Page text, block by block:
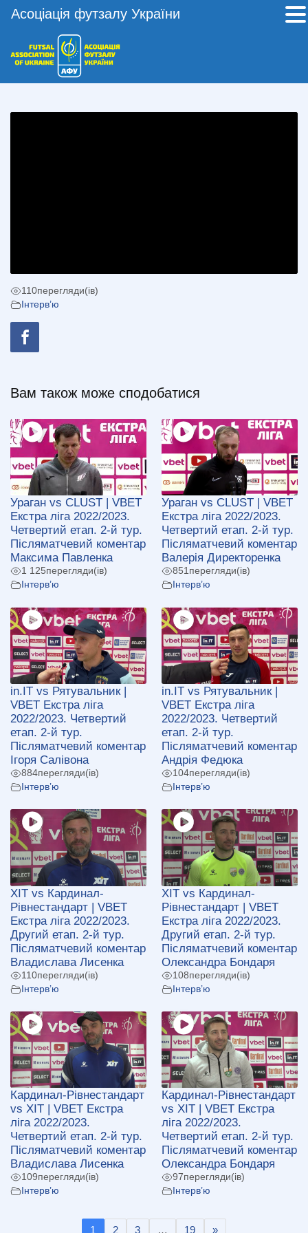
110перегляди(ів)
Інтерв’ю
Вам також може сподобатися
Ураган vs CLUST | VBET
Екстра ліга 2022/2023.
Четвертий етап. 2-й тур.
Післяматчевий коментар
Максима Павленка
1 125перегляди(ів)
Інтерв’ю
Ураган vs CLUST | VBET
Екстра ліга 2022/2023.
Четвертий етап. 2-й тур.
Післяматчевий коментар
Валерія Директоренка
851перегляди(ів)
Інтерв’ю
in.IT vs Рятувальник |
VBET Екстра ліга
2022/2023. Четвертий
етап. 2-й тур.
Післяматчевий коментар
Ігоря Салівона
884перегляди(ів)
Інтерв’ю
in.IT vs Рятувальник |
VBET Екстра ліга
2022/2023. Четвертий
етап. 2-й тур.
Післяматчевий коментар
Андрія Федюка
104перегляди(ів)
Інтерв’ю
ХІТ vs Кардинал-
Рівнестандарт | VBET
Екстра ліга 2022/2023.
Другий етап. 2-й тур.
Післяматчевий коментар
Владислава Лисенка
110перегляди(ів)
Інтерв’ю
ХІТ vs Кардинал-
Рівнестандарт | VBET
Екстра ліга 2022/2023.
Другий етап. 2-й тур.
Післяматчевий коментар
Олександра Бондаря
108перегляди(ів)
Інтерв’ю
Кардинал-Рівнестандарт
vs ХІТ | VBET Екстра
ліга 2022/2023.
Четвертий етап. 2-й тур.
Післяматчевий коментар
Владислава Лисенка
109перегляди(ів)
Інтерв’ю
Кардинал-Рівнестандарт
vs ХІТ | VBET Екстра
ліга 2022/2023.
Четвертий етап. 2-й тур.
Післяматчевий коментар
Олександра Бондаря
97перегляди(ів)
Інтерв’ю
1 2 3 … 19 »
Асоціація футзалу України